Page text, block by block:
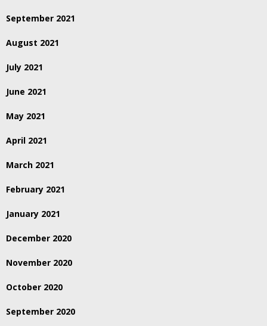
September 2021
August 2021
July 2021
June 2021
May 2021
April 2021
March 2021
February 2021
January 2021
December 2020
November 2020
October 2020
September 2020